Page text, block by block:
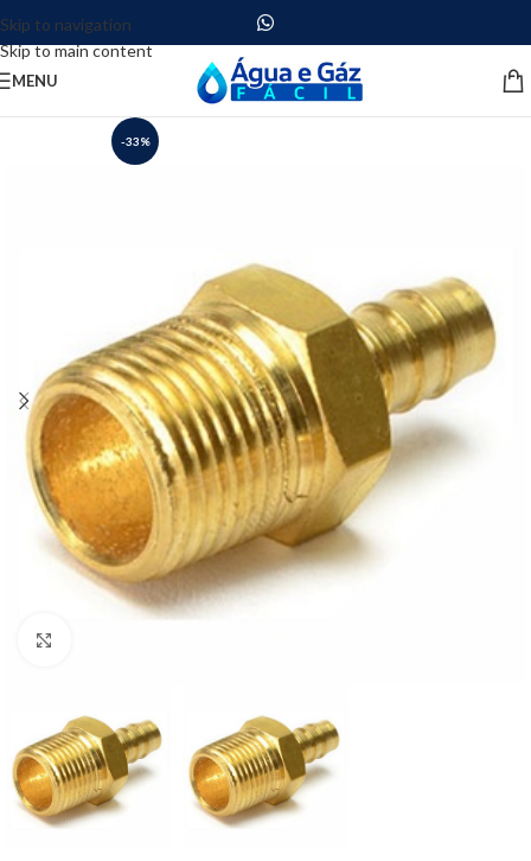
Skip to navigation
Skip to main content
MENU
-33%